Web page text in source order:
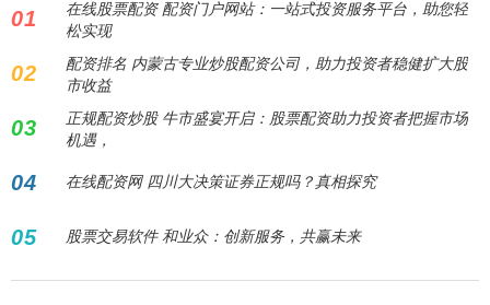
01
在线股票配资 配资门户网站：一站式投资服务平台，助您轻
松实现
02
配资排名 内蒙古专业炒股配资公司，助力投资者稳健扩大股
市收益
03
正规配资炒股 牛市盛宴开启：股票配资助力投资者把握市场
机遇，
04 在线配资网 四川大决策证券正规吗？真相探究
05 股票交易软件 和业众：创新服务，共赢未来